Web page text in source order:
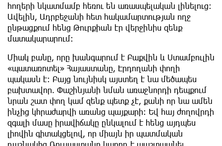
հողերի նկատմամբ հեռու են առասպելական լինելուց։
Ավելին, Ադրբեջանի հետ հակամարտության ողջ
ընթացքում հենց Թուրքիան էր վերջինիս զենք
մատակարարում։
Միակ բանը, որը խանգարում է Բաքվին և Ստամբուլին
«պատառոտել» Հայաստանը, Էրդողանի փողի
պակասն է։ Բայց նույնիսկ այստեղ է նա մեծապես
բախտավոր. Փաշինյանի նման առաջնորդի դեպքում
նրան շատ փող կամ զենք պետք չէ, քանի որ նա ամեն
ինչից կհրաժարվի առանց պայքարի։ Եվ հայ ժողովրդի
զգալի մասը իրավիճակը ընկալում է հենց այդպես
լիովին գիտակցելով, որ միայն իր պատմական
դաշնակից Ռուսաստանը կարող է պաշտպանել